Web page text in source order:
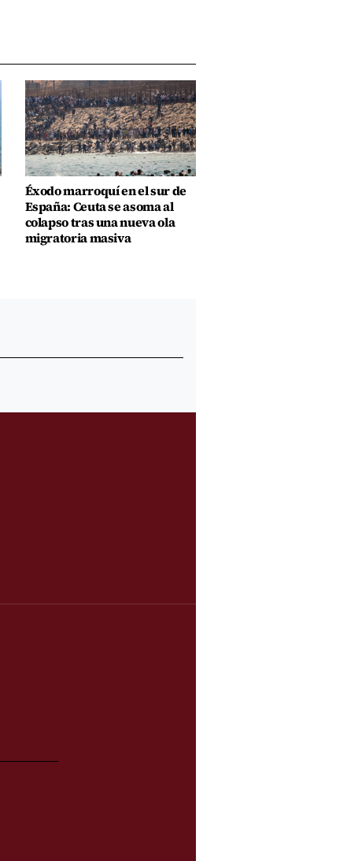
Éxodo marroquí en el sur de
España: Ceuta se asoma al
colapso tras una nueva ola
migratoria masiva